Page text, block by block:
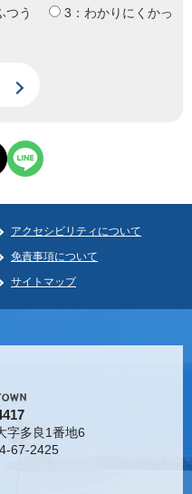
つう
3：わかりにくかっ
アクセシビリティについて
免責事項について
サイトマップ
字多良1番地6
67-2425